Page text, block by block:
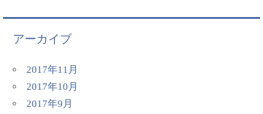
アーカイブ
2017年11月
2017年10月
2017年9月